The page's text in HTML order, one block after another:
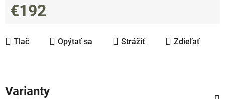
€192
Tlač
Opýtať sa Strážiť Zdieľať
Varianty